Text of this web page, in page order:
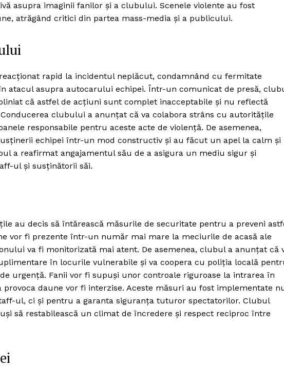
asupra imaginii fanilor și a clubului. Scenele violente au fost
atrăgând critici din partea mass-media și a publicului.
rapid la incidentul neplăcut, condamnând cu fermitate
atacul asupra autocarului echipei. Într-un comunicat de presă,
că astfel de acțiuni sunt complet inacceptabile și nu reflectă
clubului a anunțat că va colabora strâns cu autoritățile
responsabile pentru aceste acte de violență. De asemenea,
echipei într-un mod constructiv și au făcut un apel la calm și
a reafirmat angajamentul său de a asigura un mediu sigur și
ul și susținătorii săi.
au decis să întărească măsurile de securitate pentru a preveni
vor fi prezente într-un număr mai mare la meciurile de acasă ale
va fi monitorizată mai atent. De asemenea, clubul a anunțat că
în locurile vulnerabile și va coopera cu poliția locală
urgență. Fanii vor fi supuși unor controale riguroase la intrarea în
daune vor fi interzise. Aceste măsuri au fost implementate
ul, ci și pentru a garanta siguranța tuturor spectatorilor. Clubul
să restabilească un climat de încredere și respect reciproc între